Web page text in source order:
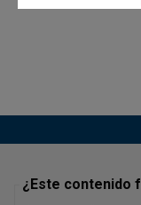
¿Este contenido